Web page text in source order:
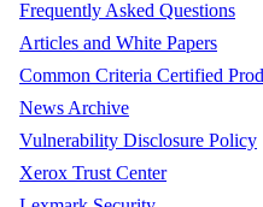
Frequently Asked Questions
Articles and White Papers
Common Criteria Certified
News Archive
Vulnerability Disclosure Policy
Xerox Trust Center